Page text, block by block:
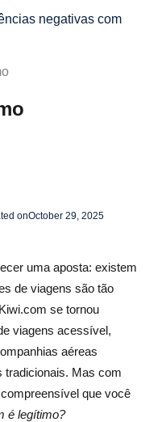
negativas com
Kiwi.com
de usar o Kiwi.com
evitar o Kiwi.com
o que você
comerciais da
e vale a pena usar em
onOctober 29, 2025
uma aposta: existem
de viagens são tão
se tornou
viagens acessível,
aéreas
tradicionais. Mas com
que você
é legítimo?